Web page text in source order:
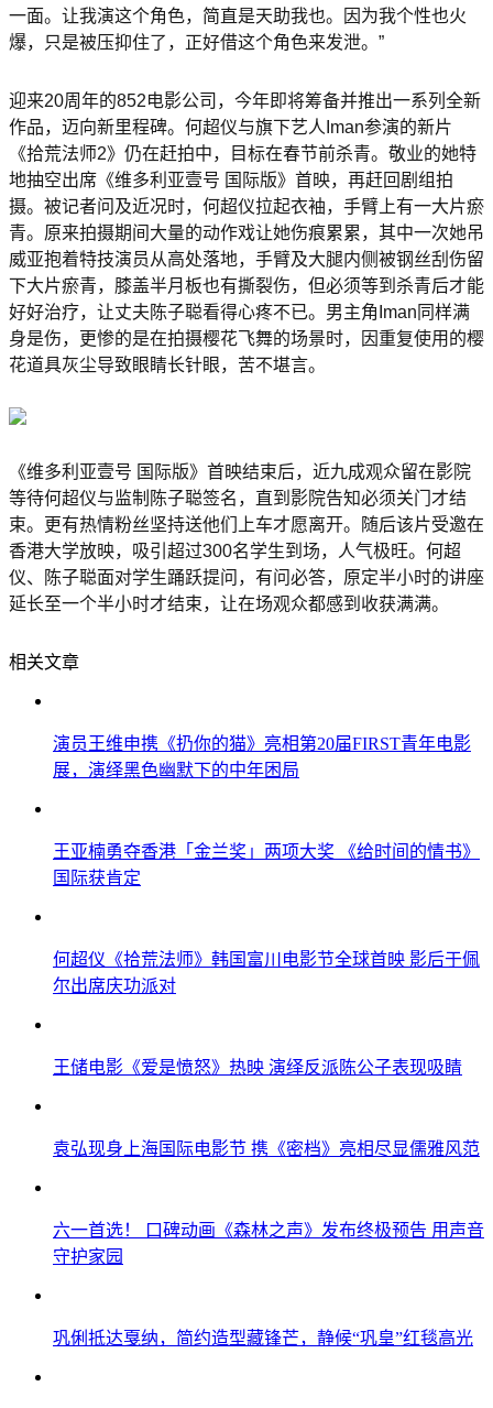
一面。让我演这个角色，简直是天助我也。因为我个性也火
爆，只是被压抑住了，正好借这个角色来发泄。”
迎来20周年的852电影公司，今年即将筹备并推出一系列全新
作品，迈向新里程碑。何超仪与旗下艺人Iman参演的新片
《拾荒法师2》仍在赶拍中，目标在春节前杀青。敬业的她特
地抽空出席《维多利亚壹号 国际版》首映，再赶回剧组拍
摄。被记者问及近况时，何超仪拉起衣袖，手臂上有一大片瘀
青。原来拍摄期间大量的动作戏让她伤痕累累，其中一次她吊
威亚抱着特技演员从高处落地，手臂及大腿内侧被钢丝刮伤留
下大片瘀青，膝盖半月板也有撕裂伤，但必须等到杀青后才能
好好治疗，让丈夫陈子聪看得心疼不已。男主角Iman同样满
身是伤，更惨的是在拍摄樱花飞舞的场景时，因重复使用的樱
花道具灰尘导致眼睛长针眼，苦不堪言。
《维多利亚壹号 国际版》首映结束后，近九成观众留在影院
等待何超仪与监制陈子聪签名，直到影院告知必须关门才结
束。更有热情粉丝坚持送他们上车才愿离开。随后该片受邀在
香港大学放映，吸引超过300名学生到场，人气极旺。何超
仪、陈子聪面对学生踊跃提问，有问必答，原定半小时的讲座
延长至一个半小时才结束，让在场观众都感到收获满满。
相关文章
演员王维申携《扔你的猫》亮相第20届FIRST青年电影
展，演绎黑色幽默下的中年困局
王亚楠勇夺香港「金兰奖」两项大奖 《给时间的情书》
国际获肯定
何超仪《拾荒法师》韩国富川电影节全球首映 影后于佩
尔出席庆功派对
王储电影《爱是愤怒》热映 演绎反派陈公子表现吸睛
袁弘现身上海国际电影节 携《密档》亮相尽显儒雅风范
六一首选！ 口碑动画《森林之声》发布终极预告 用声音
守护家园
巩俐抵达戛纳，简约造型藏锋芒，静候“巩皇”红毯高光